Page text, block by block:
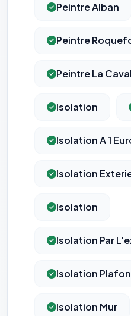
Peintre Alban
Peintre
Peintre La
Isolation
Isolation A 1
Isolation
Isolation
Isolation Par
Isolation
Isolation Mur